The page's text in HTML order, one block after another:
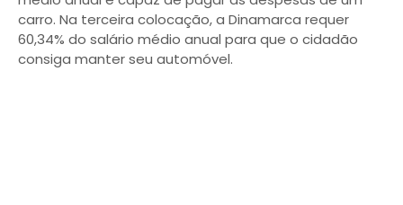
carro. Na terceira colocação, a Dinamarca requer
60,34% do salário médio anual para que o cidadão
consiga manter seu automóvel.